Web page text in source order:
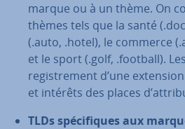
marque ou à un thème. On
thèmes tels que la santé
(.auto, .hotel), le commerce
et le sport (.golf, .football).
re­gis­tre­ment d’une
et intérêts des places
TLDs spé­ci­fiques aux